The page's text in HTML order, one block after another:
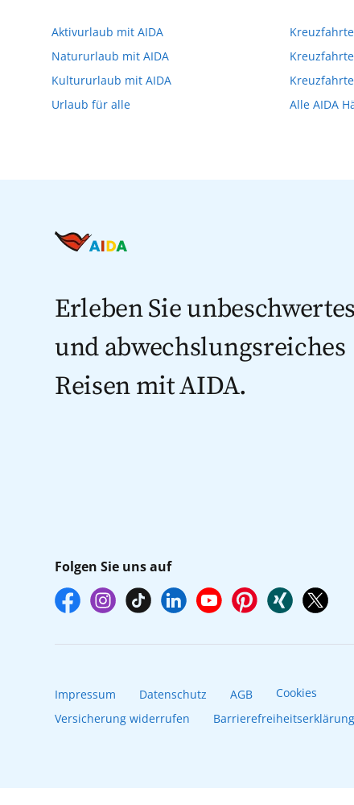
Verfügung stehen. Deshalb empfehlen
vorzunehmen.
Aktivurlaub mit AIDA
Natururlaub mit AIDA
Kultururlaub mit AIDA
Urlaub für alle
Alle AIDA
Erleben Sie unbeschwertes
und abwechslungsreiches
Reisen mit AIDA.
Folgen Sie uns auf
Impressum Datenschutz AGB
Cookies
Versicherung widerrufen
Barrierefreiheitserklärung